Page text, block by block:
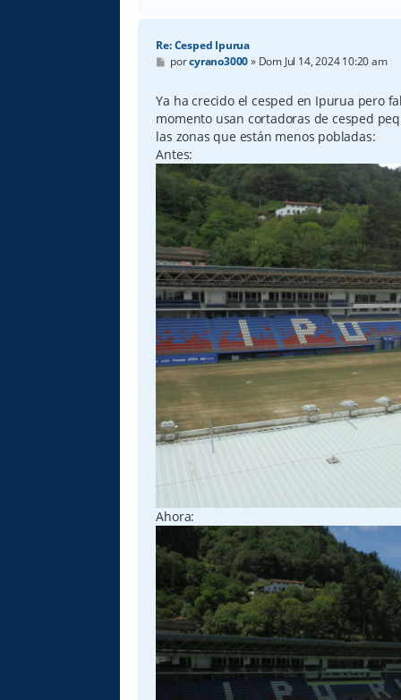
Re: Cesped Ipurua
M
e
s
a
j
e
porcyrano3000» Dom Jul 14, 2024 10:20 am
Ya ha crecido el cesped en Ipurua pero
momento usan cortadoras de cesped
las zonas que están menos pobladas:
Antes:
Ahora: